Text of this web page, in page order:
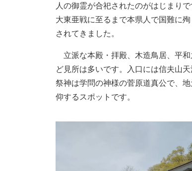
人の御霊が合祀されたのがはじまりで
大東亜戦に至るまで本県人で国難に
されてきました。
立派な本殿・拝殿、木造鳥居、平
ど見所は多いです。入口には信夫山
祭神は学問の神様の菅原道真公で、
仰するスポットです。